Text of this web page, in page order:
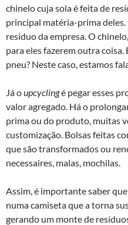
chinelo cuja sola é feita de
principal matéria-prima
resíduo da empresa. O
para eles fazerem outra
pneu? Neste caso, estamos
Já oupcyclingé pegar esses
valor agregado. Há o
prima ou do produto, muitas
customização. Bolsas feitas
que são transformados ou
necessaires, malas, mochilas.
Assim, é importante saber
numa camiseta que a torna
gerando um monte de